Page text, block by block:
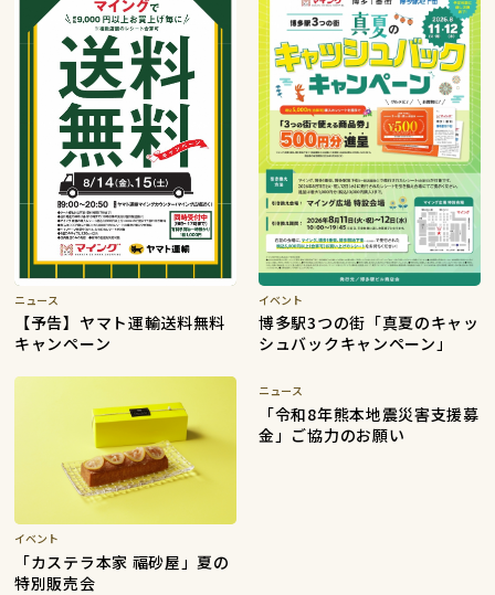
ニュース
【予告】ヤマト運輸送料無料
キャンペーン
イベント
博多駅3つの街「真夏のキャッ
シュバックキャンペーン」
イベント
「カステラ本家 福砂屋」夏の
特別販売会
ニュース
「令和8年熊本地震災害支援募
金」ご協力のお願い